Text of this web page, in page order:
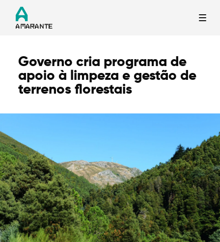
Termo de Pesquisa
Filtros
Governo cria programa de
apoio à limpeza e gestão de
terrenos florestais